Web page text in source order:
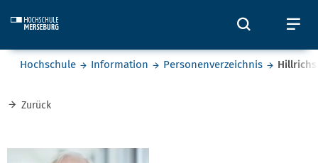
Öffnet
Sie befinden sich hier:
Hochschule Information Personenverzeichnis Hillrichs
Zurück